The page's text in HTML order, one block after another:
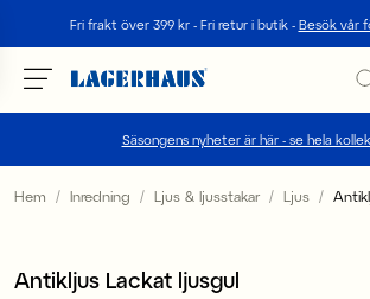
Fri frakt över 399 kr - Fri retur i butik - Besök vår
Säsongens nyheter är här - se hela
Välj språk / valuta
FI / EUR
Hem Inredning Ljus & ljusstakar Ljus
Antikljus Lackat ljusgul